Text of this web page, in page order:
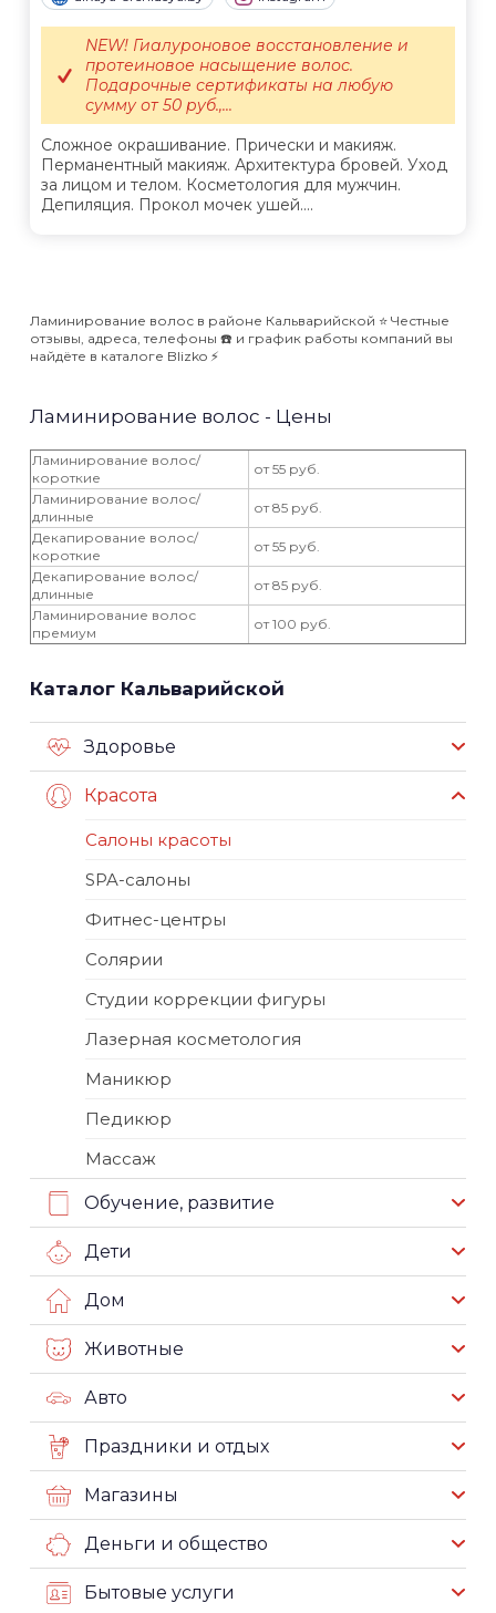
Сложное окрашивание. Прически и макияж.
Перманентный макияж. Архитектура бровей. Уход
за лицом и телом. Косметология для мужчин.
Депиляция. Прокол мочек ушей....
NEW! Гиалуроновое восстановление и
протеиновое насыщение волос.
Подарочные сертификаты на любую
сумму от 50 руб.,...
Ламинирование волос в районе Кальварийской ⭐️ Честные
отзывы, адреса, телефоны ☎️ и график работы компаний вы
найдёте в каталоге Blizko ⚡️
Ламинирование волос - Цены
Ламинирование волос/
короткие
от 55 руб.
Ламинирование волос/
длинные
от 85 руб.
Декапирование волос/
короткие
от 55 руб.
Декапирование волос/
длинные
от 85 руб.
Ламинирование волос
премиум
от 100 руб.
Каталог Кальварийской
Здоровье
Красота
Салоны красоты
SPA-салоны
Фитнес-центры
Солярии
Студии коррекции фигуры
Лазерная косметология
Маникюр
Педикюр
Массаж
Обучение, развитие
Дети
Дом
Животные
Авто
Праздники и отдых
Магазины
Деньги и общество
Бытовые услуги